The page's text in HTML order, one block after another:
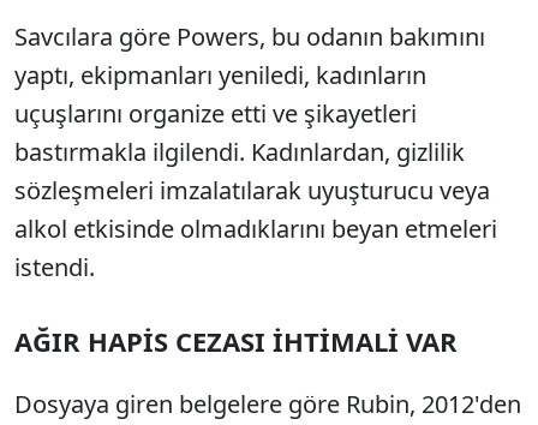
Savcılara göre Powers, bu odanın bakımını
yaptı, ekipmanları yeniledi, kadınların
uçuşlarını organize etti ve şikayetleri
bastırmakla ilgilendi. Kadınlardan, gizlilik
sözleşmeleri imzalatılarak uyuşturucu veya
alkol etkisinde olmadıklarını beyan etmeleri
istendi.
AĞIR HAPİS CEZASI İHTİMALİ VAR
Dosyaya giren belgelere göre Rubin, 2012'den